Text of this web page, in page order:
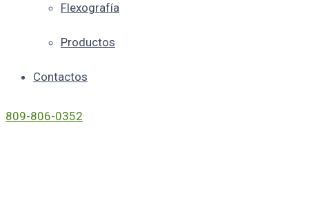
Flexografía
Productos
Contactos
809-806-0352